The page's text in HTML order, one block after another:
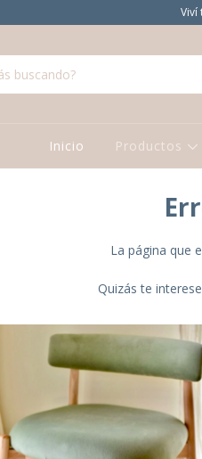
Viví
Inicio Productos
La página que
Quizás te